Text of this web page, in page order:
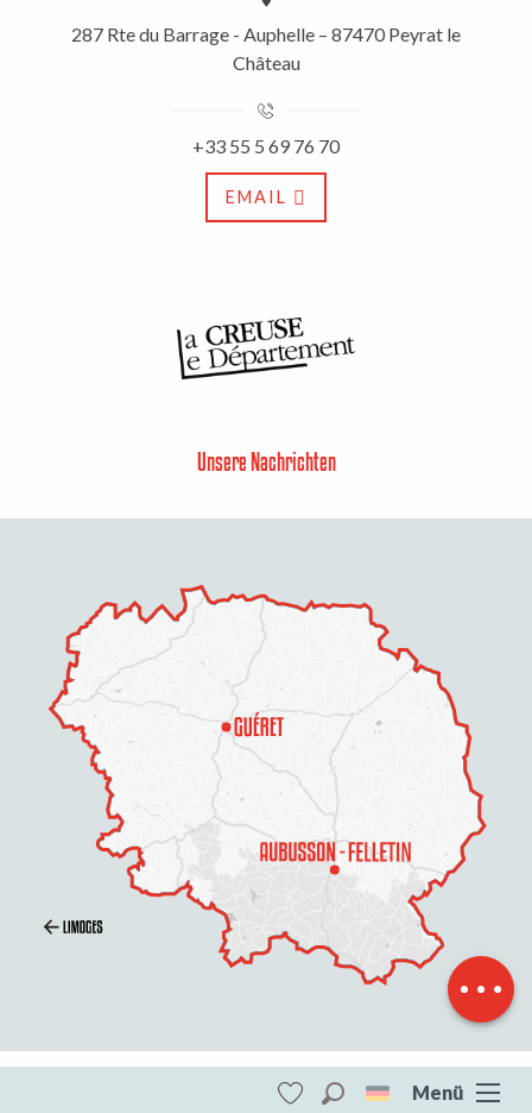
Menü
Zeitplan
287 Rte du Barrage - Auphelle – 87470 Peyrat le
Château
+33 55 5 69 76 70
EMAIL
Unsere Nachrichten